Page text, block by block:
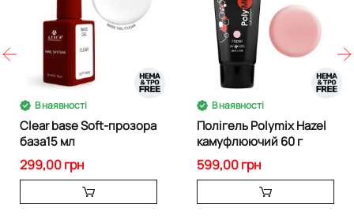
В наявності
Clear base Soft-прозора
база15 мл
299,00 грн
В наявності
Полігель Polymix Hazel
камуфлюючий 60 г
599,00 грн